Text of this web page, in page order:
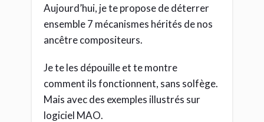
Aujourd’hui, je te propose de déterrer
ensemble 7 mécanismes hérités de nos
ancêtre compositeurs.
Je te les dépouille et te montre
comment ils fonctionnent, sans solfège.
Mais avec des exemples illustrés sur
logiciel MAO.